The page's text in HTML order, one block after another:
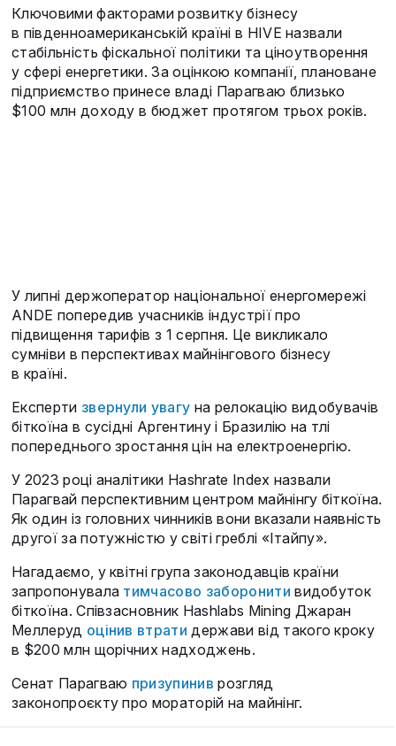
Ключовими факторами розвитку бізнесу
в південноамериканській країні в HIVE назвали
стабільність фіскальної політики та ціноутворення
у сфері енергетики. За оцінкою компанії, плановане
підприємство принесе владі Парагваю близько
$100 млн доходу в бюджет протягом трьох років.
У липні держоператор національної енергомережі
ANDE попередив учасників індустрії про
підвищення тарифів з 1 серпня. Це викликало
сумніви в перспективах майнінгового бізнесу
в країні.
Експерти звернули увагу на релокацію видобувачів
біткоїна в сусідні Аргентину і Бразилію на тлі
попереднього зростання цін на електроенергію.
У 2023 році аналітики Hashrate Index назвали
Парагвай перспективним центром майнінгу біткоїна.
Як один із головних чинників вони вказали наявність
другої за потужністю у світі греблі «Ітайпу».
Нагадаємо, у квітні група законодавців країни
запропонувала тимчасово заборонити видобуток
біткоїна. Співзасновник Hashlabs Mining Джаран
Меллеруд оцінив втрати держави від такого кроку
в $200 млн щорічних надходжень.
Сенат Парагваю призупинив розгляд
законопроєкту про мораторій на майнінг.